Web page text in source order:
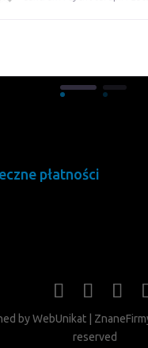
płatności
by WebUnikat |
reserved